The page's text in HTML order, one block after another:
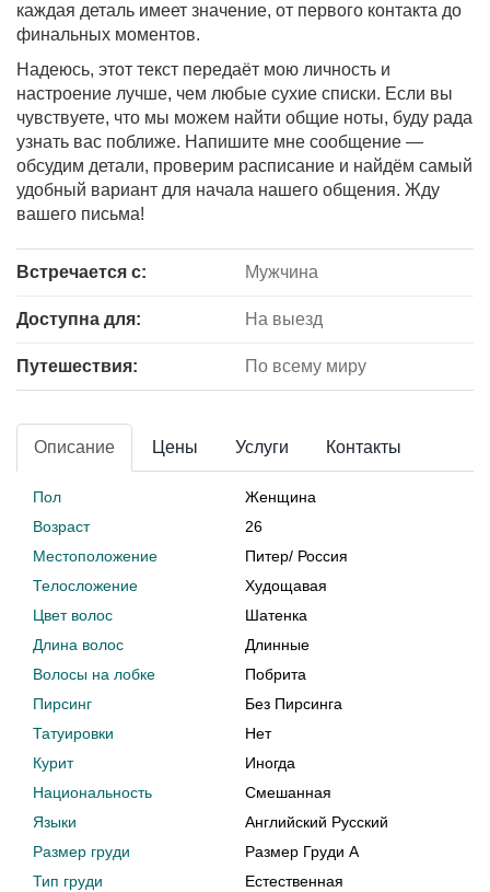
каждая деталь имеет значение, от первого контакта до
финальных моментов.
Надеюсь, этот текст передаёт мою личность и
настроение лучше, чем любые сухие списки. Если вы
чувствуете, что мы можем найти общие ноты, буду рада
узнать вас поближе. Напишите мне сообщение —
обсудим детали, проверим расписание и найдём самый
удобный вариант для начала нашего общения. Жду
вашего письма!
Встречается с: Мужчина
Доступна для: На выезд
Путешествия: По всему миру
Описание Цены Услуги Контакты
Пол
Женщина
Возраст
26
Местоположение
Питер/ Россия
Телосложение
Худощавая
Цвет волос
Шатенка
Длина волос
Длинные
Волосы на лобке
Побрита
Пирсинг
Без Пирсинга
Татуировки
Нет
Курит
Иногда
Национальность
Смешанная
Языки
Английский Русский
Размер груди
Размер Груди A
Тип груди
Естественная